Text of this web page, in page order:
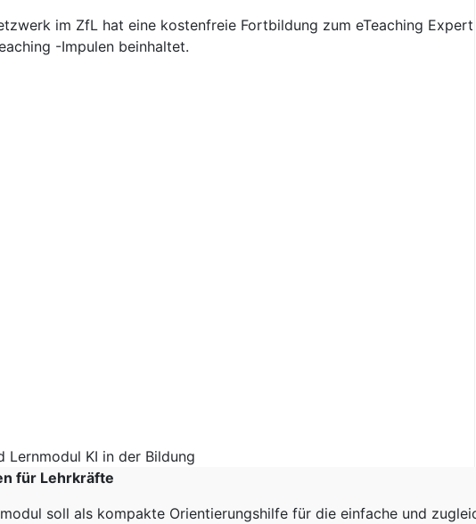
im ZfL hat eine kostenfreie Fortbildung zum eTeaching
-Impulen beinhaltet.
für Lehrkräfte
soll als kompakte Orientierungshilfe für die einfache und